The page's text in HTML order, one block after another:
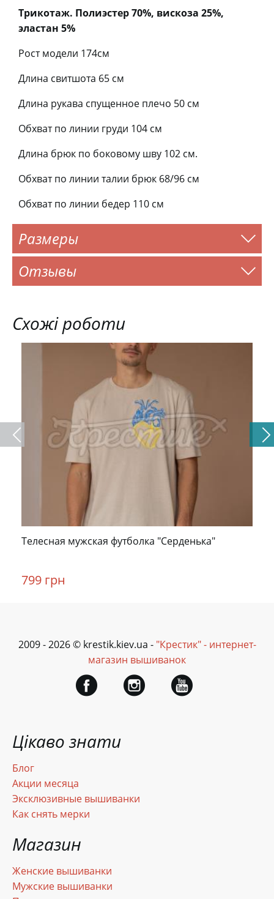
Трикотаж. Полиэстер 70%, вискоза 25%,
эластан 5%
Рост модели 174см
Длина свитшота 65 см
Длина рукава спущенное плечо 50 см
Обхват по линии груди 104 см
Длина брюк по боковому шву 102 см.
Обхват по линии талии брюк 68/96 см
Обхват по линии бедер 110 см
Размеры
Отзывы
Схожі роботи
Телесная мужская футболка "Серденька"
799 грн
Цікаво знати
Блог
Акции месяца
Эксклюзивные вышиванки
Как снять мерки
Магазин
Женские вышиванки
Мужские вышиванки
2009 - 2026 © krestik.kiev.ua - "Крестик" - интернет-
магазин вышиванок